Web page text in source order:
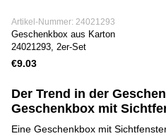
Der Trend in der
Geschenkbox mit
Eine Geschenkbox mit
Artikel-Nummer: 24021293
Geschenkbox aus Karton
24021293, 2er-Set
€9.03